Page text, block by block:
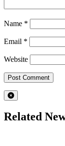
Name *
Email *
Website
Related